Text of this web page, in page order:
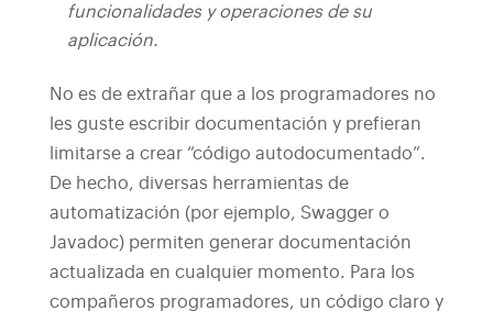
funcionalidades y operaciones de su
aplicación.
No es de extrañar que a los programadores no
les guste escribir documentación y prefieran
limitarse a crear “código autodocumentado”.
De hecho, diversas herramientas de
automatización (por ejemplo, Swagger o
Javadoc) permiten generar documentación
actualizada en cualquier momento. Para los
compañeros programadores, un código claro y